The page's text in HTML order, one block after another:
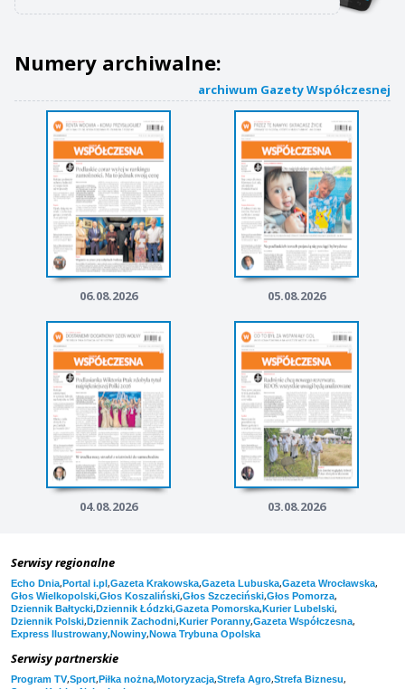
Numery archiwalne:
archiwum Gazety Współczesnej
06.08.2026 05.08.2026
04.08.2026 03.08.2026
Serwisy regionalne
Echo Dnia,Portal i.pl,Gazeta Krakowska,Gazeta Lubuska,Gazeta Wrocławska,
Głos Wielkopolski,Głos Koszaliński,Głos Szczeciński,Głos Pomorza,
Dziennik Bałtycki,Dziennik Łódzki,Gazeta Pomorska,Kurier Lubelski,
Dziennik Polski,Dziennik Zachodni,Kurier Poranny,Gazeta Współczesna,
Express Ilustrowany,Nowiny,Nowa Trybuna Opolska
Serwisy partnerskie
Program TV,Sport,Piłka nożna,Motoryzacja,Strefa Agro,Strefa Biznesu,